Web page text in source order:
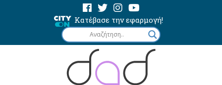
Κατέβασε την εφαρμογή!